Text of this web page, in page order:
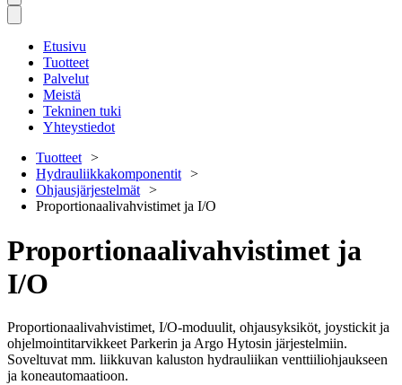
Etusivu
Tuotteet
Palvelut
Meistä
Tekninen tuki
Yhteystiedot
Tuotteet
Hydrauliikkakomponentit
Ohjausjärjestelmät
Proportionaalivahvistimet ja I/O
Proportionaalivahvistimet ja
I/O
Proportionaalivahvistimet, I/O-moduulit, ohjausyksiköt, joystickit ja
ohjelmointitarvikkeet Parkerin ja Argo Hytosin järjestelmiin.
Soveltuvat mm. liikkuvan kaluston hydrauliikan venttiiliohjaukseen
ja koneautomaatioon.